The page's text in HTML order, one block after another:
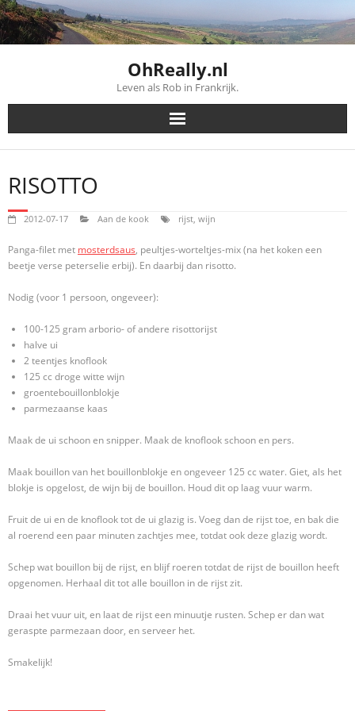
Skip
to
content
OhReally.nl
Leven als Rob in Frankrijk.
RISOTTO
2012-07-17 Aan de kook rijst, wijn
Panga-filet met mosterdsaus, peultjes-worteltjes-mix (na het koken een
beetje verse peterselie erbij). En daarbij dan risotto.
Nodig (voor 1 persoon, ongeveer):
100-125 gram arborio- of andere risottorijst
halve ui
2 teentjes knoflook
125 cc droge witte wijn
groentebouillonblokje
parmezaanse kaas
Maak de ui schoon en snipper. Maak de knoflook schoon en pers.
Maak bouillon van het bouillonblokje en ongeveer 125 cc water. Giet, als het
blokje is opgelost, de wijn bij de bouillon. Houd dit op laag vuur warm.
Fruit de ui en de knoflook tot de ui glazig is. Voeg dan de rijst toe, en bak die
al roerend een paar minuten zachtjes mee, totdat ook deze glazig wordt.
Schep wat bouillon bij de rijst, en blijf roeren totdat de rijst de bouillon heeft
opgenomen. Herhaal dit tot alle bouillon in de rijst zit.
Draai het vuur uit, en laat de rijst een minuutje rusten. Schep er dan wat
geraspte parmezaan door, en serveer het.
Smakelijk!